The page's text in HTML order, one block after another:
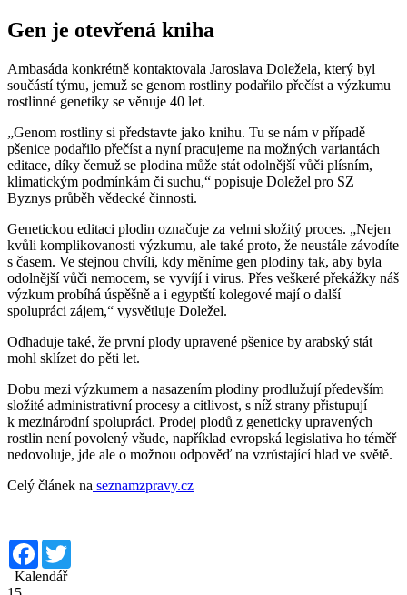
Gen je otevřená kniha
Ambasáda konkrétně kontaktovala Jaroslava Doležela, který byl
součástí týmu, jemuž se genom rostliny podařilo přečíst a výzkumu
rostlinné genetiky se věnuje 40 let.
„Genom rostliny si představte jako knihu. Tu se nám v případě
pšenice podařilo přečíst a nyní pracujeme na možných variantách
editace, díky čemuž se plodina může stát odolnější vůči plísním,
klimatickým podmínkám či suchu,“ popisuje Doležel pro SZ
Byznys průběh vědecké činnosti.
Genetickou editaci plodin označuje za velmi složitý proces. „Nejen
kvůli komplikovanosti výzkumu, ale také proto, že neustále závodíte
s časem. Ve stejnou chvíli, kdy měníme gen plodiny tak, aby byla
odolnější vůči nemocem, se vyvíjí i virus. Přes veškeré překážky náš
výzkum probíhá úspěšně a i egyptští kolegové mají o další
spolupráci zájem,“ vysvětluje Doležel.
Odhaduje také, že první plody upravené pšenice by arabský stát
mohl sklízet do pěti let.
Dobu mezi výzkumem a nasazením plodiny prodlužují především
složité administrativní procesy a citlivost, s níž strany přistupují
k mezinárodní spolupráci. Prodej plodů z geneticky upravených
rostlin není povolený všude, například evropská legislativa ho téměř
nedovoluje, jde ale o možnou odpověď na vzrůstající hlad ve světě.
Celý článek na seznamzpravy.cz
Facebook
Kalendář